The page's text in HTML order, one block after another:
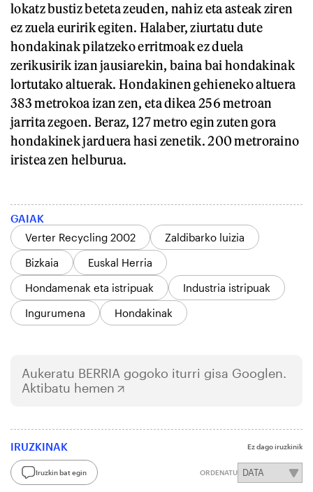
lokatz bustiz beteta zeuden, nahiz eta asteak ziren
ez zuela euririk egiten. Halaber, ziurtatu dute
hondakinak pilatzeko erritmoak ez duela
zerikusirik izan jausiarekin, baina bai hondakinak
lortutako altuerak. Hondakinen gehieneko altuera
383 metrokoa izan zen, eta dikea 256 metroan
jarrita zegoen. Beraz, 127 metro egin zuten gora
hondakinek jarduera hasi zenetik. 200 metroraino
iristea zen helburua.
GAIAK
Verter Recycling 2002
Zaldibarko luizia
Bizkaia
Euskal Herria
Hondamenak eta istripuak
Industria istripuak
Ingurumena
Hondakinak
Aukeratu BERRIA gogoko iturri gisa Googlen.
Aktibatu hemen
IRUZKINAK Ez dago iruzkinik
Iruzkin bat egin ORDENATU